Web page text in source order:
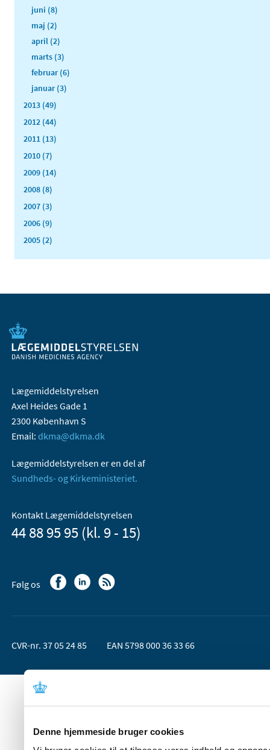
Denne hjemmeside bruger cookies
juni (8)
maj (2)
april (2)
marts (3)
februar (6)
januar (3)
2013 (49)
2012 (44)
2011 (13)
2010 (7)
2009 (14)
2008 (8)
2007 (3)
2006 (9)
2005 (2)
Lægemiddelstyrelsen
Axel Heides Gade 1
2300 København S
Email: dkma@dkma.dk
Lægemiddelstyrelsen er en del af
Sundheds- og Kirkeministeriet.
Kontakt Lægemiddelstyrelsen
44 88 95 95 (kl. 9 - 15)
Følg os
CVR-nr. 37 05 24 85 EAN 5798 000 36 33 66